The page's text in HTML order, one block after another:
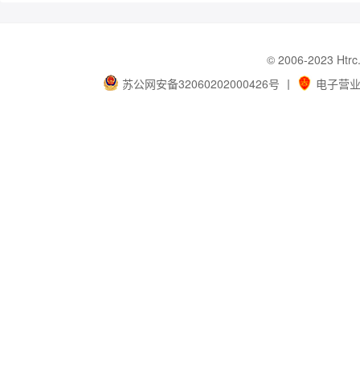
© 2006-2023
苏公网安备32060202000426号 丨 电子营